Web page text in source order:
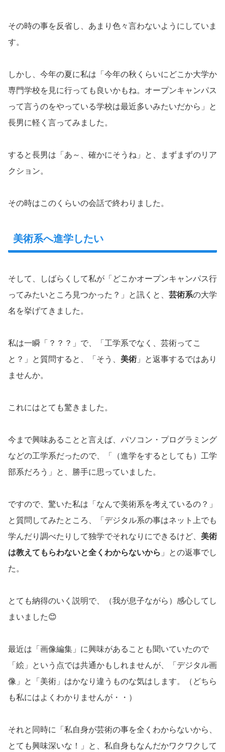
その時の事を反省し、あまり色々言わないようにしていま
す。
しかし、今年の夏に私は「今年の秋くらいにどこか大学か
専門学校を見に行っても良いかもね。オープンキャンパス
って言うのをやっている学校は最近多いみたいだから」と
長男に軽く言ってみました。
すると長男は「あ～、確かにそうね」と、まずまずのリア
クション。
その時はこのくらいの会話で終わりました。
美術系へ進学したい
そして、しばらくして私が「どこかオープンキャンパス行
ってみたいところ見つかった？」と訊くと、 芸術系の大学
名を挙げてきました。
私は一瞬「？？？」で、「工学系でなく、芸術ってこ
と？」と質問すると、「そう、 美術 」と返事するではあり
ませんか。
これにはとても驚きました。
今まで興味あることと言えば、パソコン・プログラミング
などの工学系だったので、「（進学をするとしても）工学
部系だろう」と、勝手に思っていました。
ですので、驚いた私は「なんで美術系を考えているの？」
と質問してみたところ、「デジタル系の事はネット上でも
学んだり調べたりして独学でそれなりにできるけど、 美術
は教えてもらわないと全くわからないから 」との返事でし
た。
とても納得のいく説明で、（我が息子ながら）感心してし
まいました😊
最近は「画像編集」に興味があることも聞いていたので
「絵」という点では共通かもしれませんが、「デジタル画
像」と「美術」はかなり違うものな気はします。（どちら
も私にはよくわかりませんが・・）
それと同時に「私自身が芸術の事を全くわからないから、
とても興味深いな！」と、私自身もなんだかワクワクして